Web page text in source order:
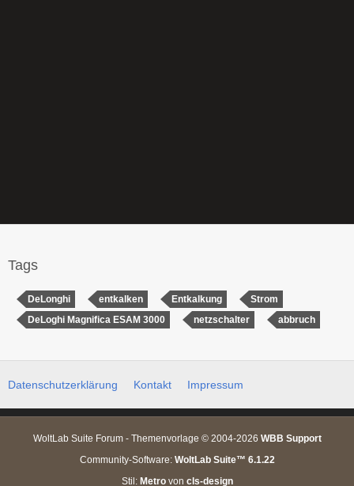
Tags
DeLonghi entkalken Entkalkung
Strom
DeLoghi Magnifica ESAM 3000
netzschalter abbruch
Datenschutzerklärung Kontakt Impressum
WoltLab Suite Forum - Themenvorlage © 2004-2026 WBB Support
Community-Software: WoltLab Suite™ 6.1.22
Stil: Metrovon cls-design